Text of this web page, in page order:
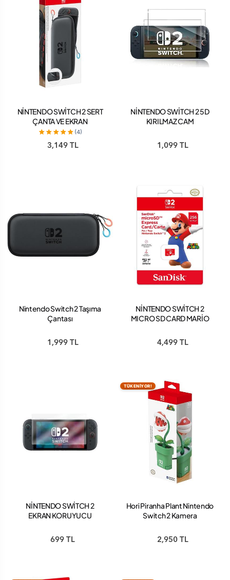
NİNTENDO SWİTCH 2 SERT
ÇANTA VE EKRAN
KORUYUCU
(4)
3,149 TL
NİNTENDO SWİTCH 2 5D
KIRILMAZ CAM
1,099 TL
Nintendo Switch 2 Taşıma
Çantası
1,999 TL
NİNTENDO SWİTCH 2
MICRO SD CARD MARİO
4,499 TL
NİNTENDO SWİTCH 2
EKRAN KORUYUCU
699 TL
TÜKENİYOR!
Hori Piranha Plant Nintendo
Switch 2 Kamera
2,950 TL